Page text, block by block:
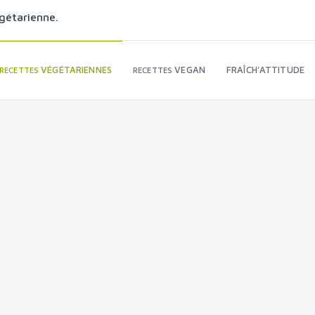
RECETTESVÉGÉTARIENNES RECETTESVEGAN FRAÎCH'ATTITUDE